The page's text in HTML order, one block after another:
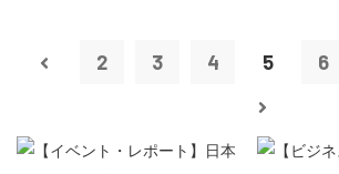
2 3 4 5 6